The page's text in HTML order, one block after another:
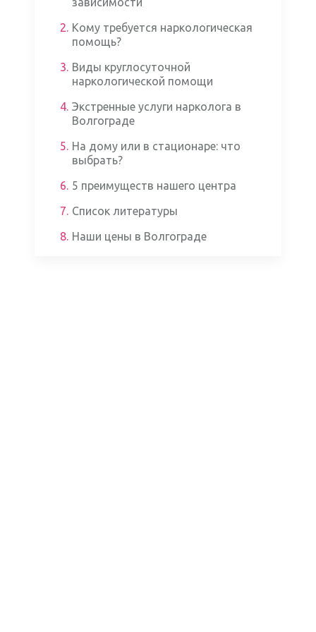
2. Кому требуется наркологическая
помощь?
3. Виды круглосуточной
наркологической помощи
4. Экстренные услуги нарколога в
Волгограде
5. На дому или в стационаре: что
выбрать?
6. 5 преимуществ нашего центра
7. Список литературы
8. Наши цены в Волгограде